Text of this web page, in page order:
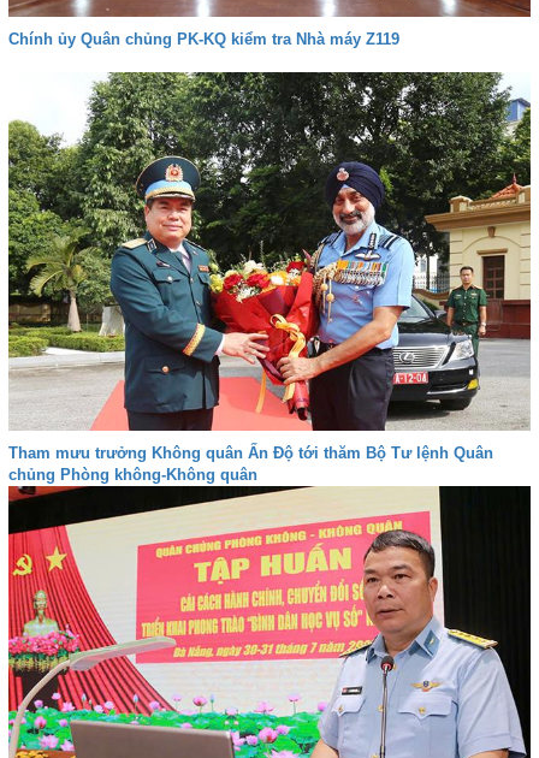
Chính ủy Quân chủng PK-KQ kiểm tra Nhà máy Z119
Tham mưu trưởng Không quân Ấn Độ tới thăm Bộ Tư lệnh Quân
chủng Phòng không-Không quân